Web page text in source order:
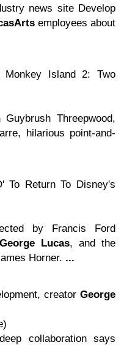
news site Develop
employees about
Island 2: Two
Threepwood,
hilarious point-and-
To Return To Disney's
by Francis Ford
George Lucas, and the
Horner. ...
creator George
collaboration says